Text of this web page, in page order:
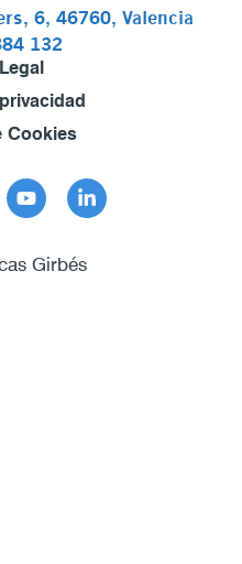
6, 46760, Valencia
132
Cookies
Girbés